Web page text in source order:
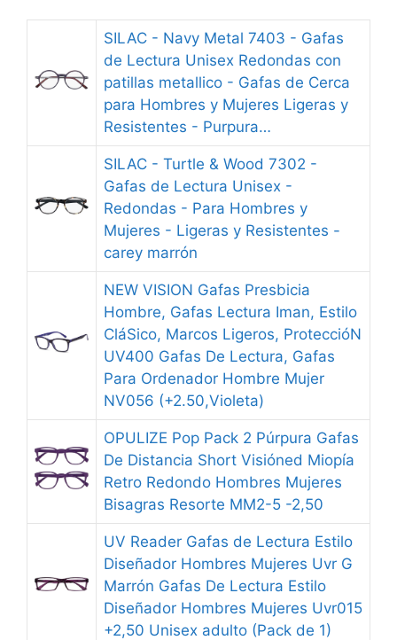
SILAC - Navy Metal 7403 - Gafas
de Lectura Unisex Redondas con
patillas metallico - Gafas de Cerca
para Hombres y Mujeres Ligeras y
Resistentes - Purpura…
SILAC - Turtle & Wood 7302 -
Gafas de Lectura Unisex -
Redondas - Para Hombres y
Mujeres - Ligeras y Resistentes -
carey marrón
NEW VISION Gafas Presbicia
Hombre, Gafas Lectura Iman, Estilo
CláSico, Marcos Ligeros, ProteccióN
UV400 Gafas De Lectura, Gafas
Para Ordenador Hombre Mujer
NV056 (+2.50,Violeta)
OPULIZE Pop Pack 2 Púrpura Gafas
De Distancia Short Visióned Miopía
Retro Redondo Hombres Mujeres
Bisagras Resorte MM2-5 -2,50
UV Reader Gafas de Lectura Estilo
Diseñador Hombres Mujeres Uvr G
Marrón Gafas De Lectura Estilo
Diseñador Hombres Mujeres Uvr015
+2,50 Unisex adulto (Pack de 1)